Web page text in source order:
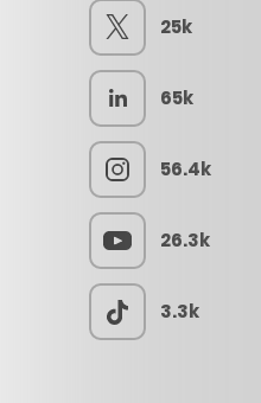
25k
65k
56.4k
26.3k
3.3k